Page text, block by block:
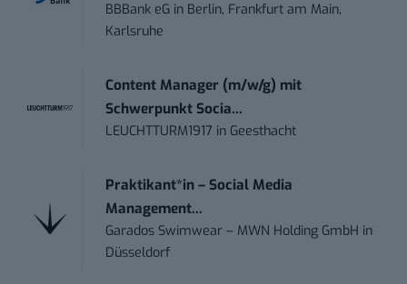
BBBank eG in Berlin, Frankfurt am Main,
Karlsruhe
Content Manager (m/w/g) mit
Schwerpunkt Socia...
LEUCHTTURM1917 in Geesthacht
Praktikant*in – Social Media
Management...
Garados Swimwear – MWN Holding GmbH in
Düsseldorf